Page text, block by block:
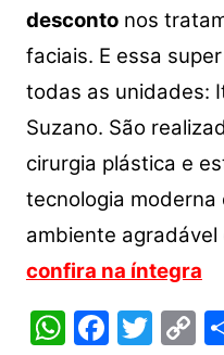
descontonos
faciais. E essa
todas as unidades:
Suzano. São
cirurgia plástica e
tecnologia moderna
ambiente
confira na íntegra
W F T C